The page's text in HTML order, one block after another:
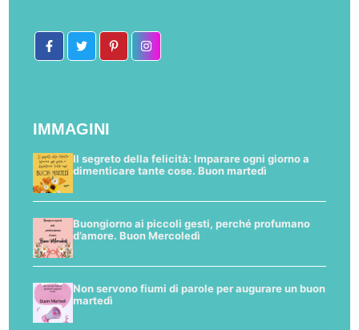
IMMAGINI
Il segreto della felicità: Imparare ogni giorno a
dimenticare tante cose. Buon martedì
Buongiorno ai piccoli gesti, perché profumano
d’amore. Buon Mercoledì
Non servono fiumi di parole per augurare un buon
martedì